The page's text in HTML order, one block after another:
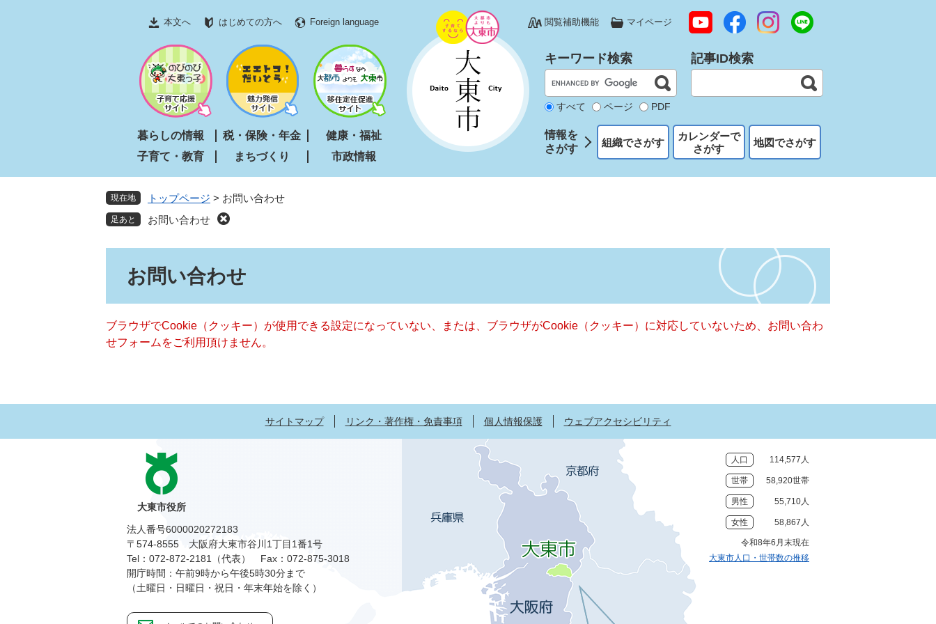
文
本文へ はじめての方へ Foreign language 閲覧補助機能 マイページ
暮らしの情報 税・保険・年金
健康・福祉
子育て・教育
まちづくり 市政情報
キーワード検索
すべて ページ PDF
記事ID検索
情報を
さがす
組織でさがす
カレンダーで
さがす
地図でさがす
現在地 トップページ > お問い合わせ
お問い合わせ
お問い合わせ
ブラウザでCookie（クッキー）が使用できる設定になっていない、または、ブラウザがCookie（クッキー）に対応していないため、お問い合わ
せフォームをご利用頂けません。
サイトマップ リンク・著作権・免責事項 個人情報保護 ウェブアクセシビリティ
人口 114,577人
世帯 58,920世帯
男性 55,710人
女性 58,867人
令和8年6月末現在
大東市人口・世帯数の推移
大東市役所
法人番号6000020272183
〒574-8555 大阪府大東市谷川1丁目1番1号
Tel：072-872-2181（代表）
Fax：072-875-3018
開庁時間：午前9時から午後5時30分まで
（土曜日・日曜日・祝日・年末年始を除く）